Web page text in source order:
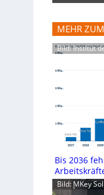
MEHR
Bild: Institut
Bis 2036
Bild: MKey